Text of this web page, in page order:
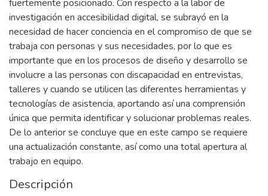
fuertemente posicionado. Con respecto a la labor de
investigación en accesibilidad digital, se subrayó en la
necesidad de hacer conciencia en el compromiso de que se
trabaja con personas y sus necesidades, por lo que es
importante que en los procesos de diseño y desarrollo se
involucre a las personas con discapacidad en entrevistas,
talleres y cuando se utilicen las diferentes herramientas y
tecnologías de asistencia, aportando así una comprensión
única que permita identificar y solucionar problemas reales.
De lo anterior se concluye que en este campo se requiere
una actualización constante, así como una total apertura al
trabajo en equipo.
Descripción